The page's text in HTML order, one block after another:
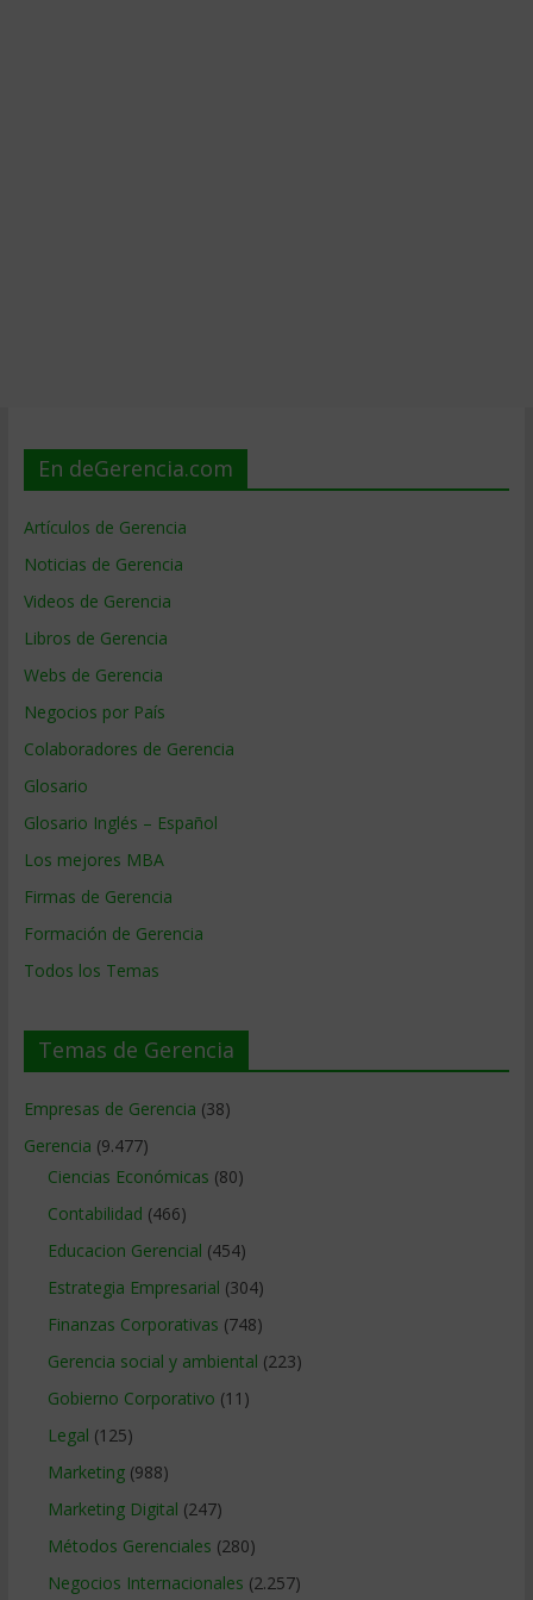
En deGerencia.com
Artículos de Gerencia
Noticias de Gerencia
Videos de Gerencia
Libros de Gerencia
Webs de Gerencia
Negocios por País
Colaboradores de Gerencia
Glosario
Glosario Inglés – Español
Los mejores MBA
Firmas de Gerencia
Formación de Gerencia
Todos los Temas
Temas de Gerencia
Empresas de Gerencia (38)
Gerencia (9.477)
Ciencias Económicas (80)
Contabilidad (466)
Educacion Gerencial (454)
Estrategia Empresarial (304)
Finanzas Corporativas (748)
Gerencia social y ambiental (223)
Gobierno Corporativo (11)
Legal (125)
Marketing(988)
Marketing Digital (247)
Métodos Gerenciales (280)
Negocios Internacionales (2.257)